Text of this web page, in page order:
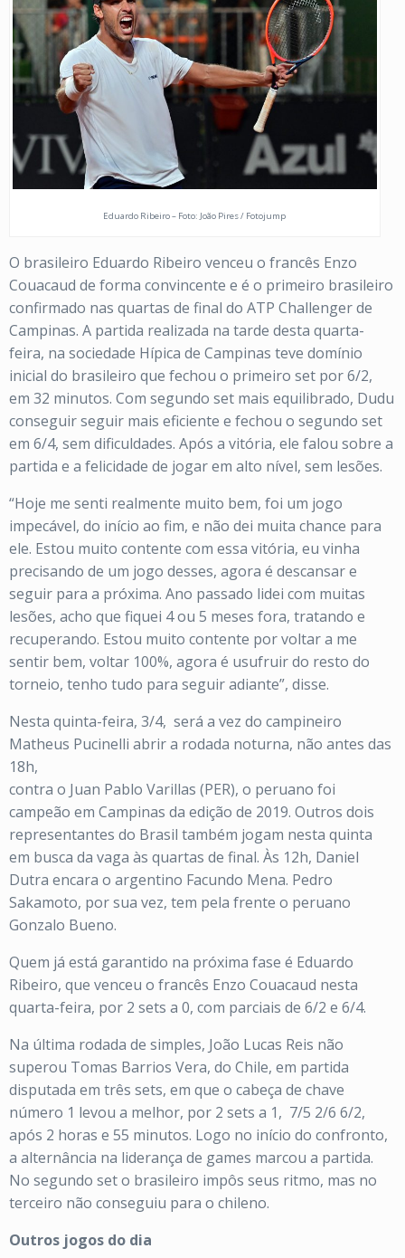
Eduardo Ribeiro – Foto: João Pires / Fotojump
O brasileiro Eduardo Ribeiro venceu o francês Enzo
Couacaud de forma convincente e é o primeiro brasileiro
confirmado nas quartas de final do ATP Challenger de
Campinas. A partida realizada na tarde desta quarta-
feira, na sociedade Hípica de Campinas teve domínio
inicial do brasileiro que fechou o primeiro set por 6/2,
em 32 minutos. Com segundo set mais equilibrado, Dudu
conseguir seguir mais eficiente e fechou o segundo set
em 6/4, sem dificuldades. Após a vitória, ele falou sobre a
partida e a felicidade de jogar em alto nível, sem lesões.
“Hoje me senti realmente muito bem, foi um jogo
impecável, do início ao fim, e não dei muita chance para
ele. Estou muito contente com essa vitória, eu vinha
precisando de um jogo desses, agora é descansar e
seguir para a próxima. Ano passado lidei com muitas
lesões, acho que fiquei 4 ou 5 meses fora, tratando e
recuperando. Estou muito contente por voltar a me
sentir bem, voltar 100%, agora é usufruir do resto do
torneio, tenho tudo para seguir adiante”, disse.
Nesta quinta-feira, 3/4, será a vez do campineiro
Matheus Pucinelli abrir a rodada noturna, não antes das
18h,
contra o Juan Pablo Varillas (PER), o peruano foi
campeão em Campinas da edição de 2019. Outros dois
representantes do Brasil também jogam nesta quinta
em busca da vaga às quartas de final. Às 12h, Daniel
Dutra encara o argentino Facundo Mena. Pedro
Sakamoto, por sua vez, tem pela frente o peruano
Gonzalo Bueno.
Quem já está garantido na próxima fase é Eduardo
Ribeiro, que venceu o francês Enzo Couacaud nesta
quarta-feira, por 2 sets a 0, com parciais de 6/2 e 6/4.
Na última rodada de simples, João Lucas Reis não
superou Tomas Barrios Vera, do Chile, em partida
disputada em três sets, em que o cabeça de chave
número 1 levou a melhor, por 2 sets a 1, 7/5 2/6 6/2,
após 2 horas e 55 minutos. Logo no início do confronto,
a alternância na liderança de games marcou a partida.
No segundo set o brasileiro impôs seus ritmo, mas no
terceiro não conseguiu para o chileno.
Outros jogos do dia